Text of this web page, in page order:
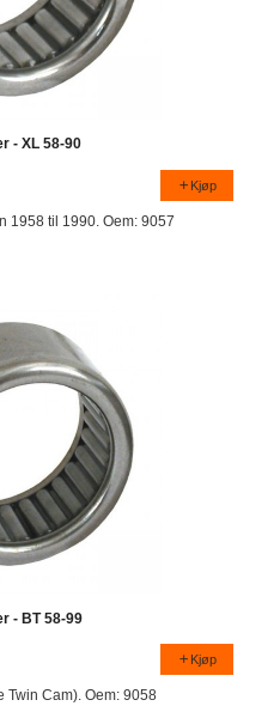
- XL 58-90
Kjøp
1958 til 1990. Oem: 9057
- BT 58-99
Kjøp
Twin Cam). Oem: 9058